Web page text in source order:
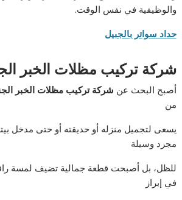
والوظيفية في نفس الوقت.
حداد سواتر بالجبيل
شركة تركيب مظلات الخبر
أصبح البحث عن شركة تركيب مظلات الخبر
من
يسعى لتجميل منزله أو حديقته أو حتى مدخل
مجرد وسيلة
للظل، بل أصبحت قطعة جمالية تضيف لمسة
في إبراز